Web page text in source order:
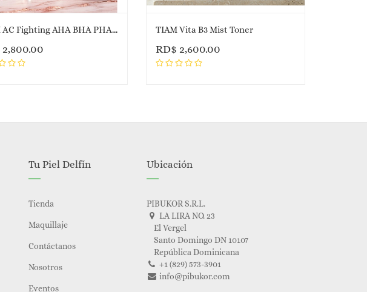
TIAM AC Fighting AHA BHA PHA Toner
2,800.00
TIAM Vita B3 Mist Toner
RD$ 2,600.00
Tu Piel Delfín
Tienda
Maquillaje
Contáctanos
Nosotros
Eventos
Ubicación
PIBUKOR S.R.L.
LA LIRA NO. 23
El Vergel
Santo Domingo DN 10107
República Dominicana
+1 (829) 573-3901
info@pibukor.com